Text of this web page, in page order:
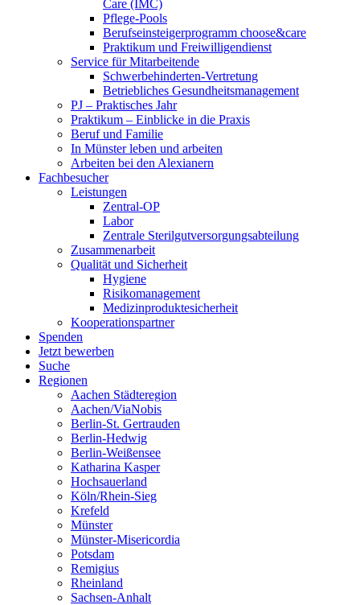
Care (IMC)
Pflege-Pools
Berufseinsteigerprogramm choose&care
Praktikum und Freiwilligendienst
Service für Mitarbeitende
Schwerbehinderten-Vertretung
Betriebliches Gesundheitsmanagement
PJ – Praktisches Jahr
Praktikum – Einblicke in die Praxis
Beruf und Familie
In Münster leben und arbeiten
Arbeiten bei den Alexianern
Fachbesucher
Leistungen
Zentral-OP
Labor
Zentrale Sterilgutversorgungsabteilung
Zusammenarbeit
Qualität und Sicherheit
Hygiene
Risikomanagement
Medizinproduktesicherheit
Kooperationspartner
Spenden
Jetzt bewerben
Suche
Regionen
Aachen Städteregion
Aachen/ViaNobis
Berlin-St. Gertrauden
Berlin-Hedwig
Berlin-Weißensee
Katharina Kasper
Hochsauerland
Köln/Rhein-Sieg
Krefeld
Münster
Münster-Misericordia
Potsdam
Remigius
Rheinland
Sachsen-Anhalt